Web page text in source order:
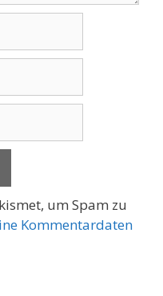
um Spam zu
Kommentardaten